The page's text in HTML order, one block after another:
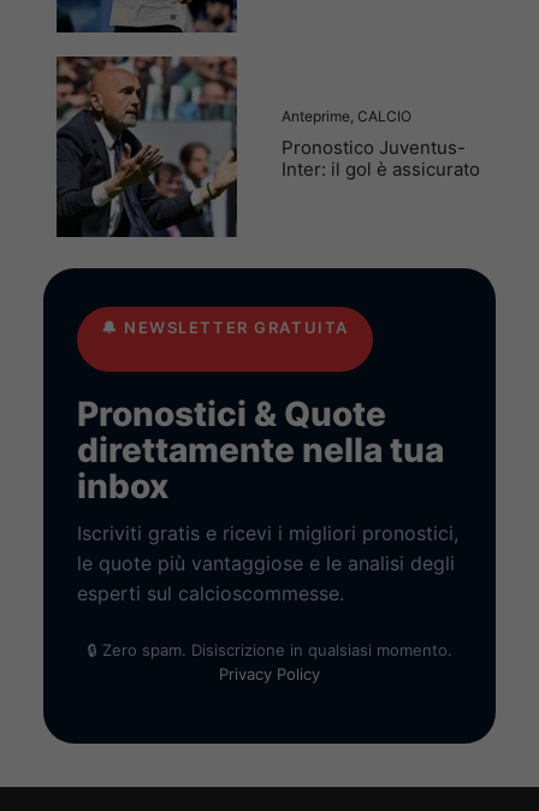
Anteprime, CALCIO
Pronostico Juventus-
Inter: il gol è assicurato
🔔 NEWSLETTER GRATUITA
Pronostici & Quote
direttamente nella tua
inbox
Iscriviti gratis e ricevi i migliori pronostici,
le quote più vantaggiose e le analisi degli
esperti sul calcioscommesse.
🔒 Zero spam. Disiscrizione in qualsiasi momento.
Privacy Policy